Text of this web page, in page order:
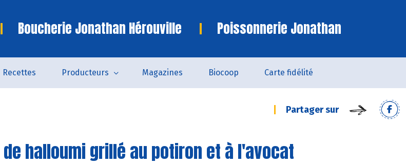
Boucherie Jonathan Hérouville Poissonnerie Jonathan
Recettes Producteurs Magazines Biocoop Carte fidélité
Partager sur
de halloumi grillé au potiron et à l'avocat